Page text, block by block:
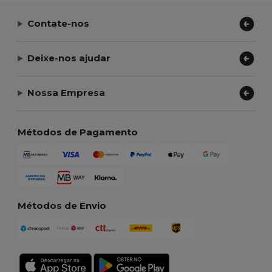
Contate-nos
Deixe-nos ajudar
Nossa Empresa
Métodos de Pagamento
Métodos de Envio